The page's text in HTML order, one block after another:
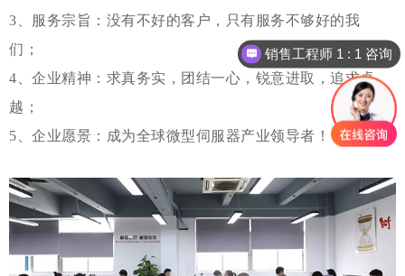
3、服务宗旨：没有不好的客户，只有服务不够好的我
们；
4、企业精神：求真务实，团结一心，锐意进取，追求卓
越；
5、企业愿景：成为全球微型伺服器产业领导者！
销售工程师 1 : 1 咨询